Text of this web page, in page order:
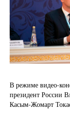
В режиме видео-
президент России
Касым-Жомарт